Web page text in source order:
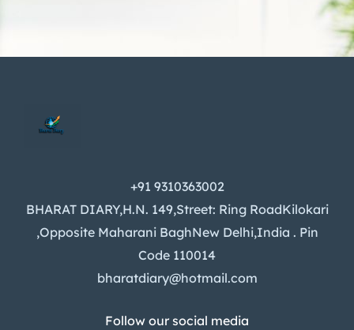
+91 9310363002
BHARAT DIARY,H.N. 149,Street: Ring RoadKilokari
,Opposite Maharani BaghNew Delhi,India . Pin
Code 110014
bharatdiary@hotmail.com
Follow our social media